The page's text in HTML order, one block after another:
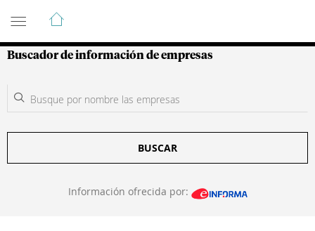
Guía de Empresas Colombianas
Buscador de información de empresas
BUSCAR
Información ofrecida por: